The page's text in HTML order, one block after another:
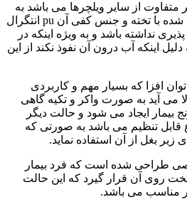
از سایر ویلچرها می باشد به
شکلی که پشتی آن ابردوزی شده با تخته و جنس کفی آن pu انتگرال
نداشته باشد و به ویژه اینکه در
اینکه آب درون آن نفوذ نکند از این
افزا که بسیار مهم و کاربردی
می آید به صورت واکر و تکیه گاهی
بیمار ایجاد می شود و حالت دیگر
قابل تنظیم می باشد به صورتی که
بغل از آن استفاده نماید.
طراحی شده است که فرد بیمار
روی آن قرار گیرد که این حالت
مناسب می باشد.